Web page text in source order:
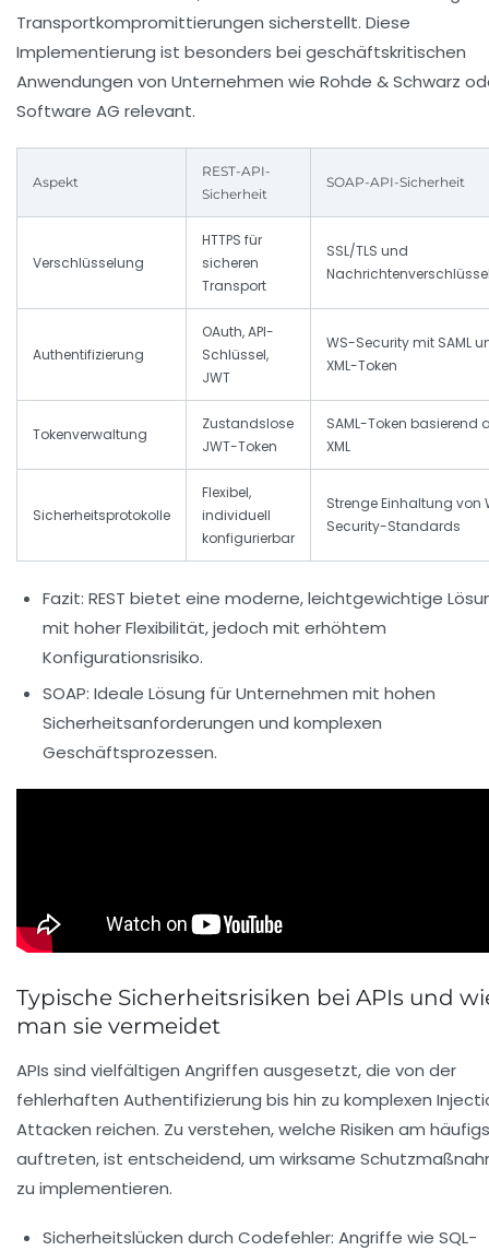
Transportkompromittierungen sicherstellt. Diese
Implementierung ist besonders bei geschäftskritischen
Anwendungen von Unternehmen wie Rohde & Schwarz
Software AG relevant.
Aspekt
REST-API-
Sicherheit
SOAP-API-Sicherheit
Verschlüsselung
HTTPS für
sicheren
Transport
SSL/TLS und
Authentifizierung
OAuth, API-
Schlüssel,
JWT
WS-Security mit SAML
XML-Token
Tokenverwaltung
Zustandslose
JWT-Token
SAML-Token basierend
XML
Sicherheitsprotokolle
Flexibel,
individuell
konfigurierbar
Strenge Einhaltung von
Security-Standards
Fazit: REST bietet eine moderne, leichtgewichtige
mit hoher Flexibilität, jedoch mit erhöhtem
Konfigurationsrisiko.
SOAP: Ideale Lösung für Unternehmen mit hohen
Sicherheitsanforderungen und komplexen
Geschäftsprozessen.
Typische Sicherheitsrisiken bei APIs und
man sie vermeidet
APIs sind vielfältigen Angriffen ausgesetzt, die von der
fehlerhaften Authentifizierung bis hin zu komplexen
Attacken reichen. Zu verstehen, welche Risiken am
auftreten, ist entscheidend, um wirksame
zu implementieren.
Sicherheitslücken durch Codefehler: Angriffe wie SQL-